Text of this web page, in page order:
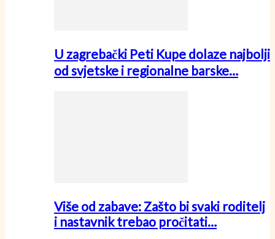
U zagrebački Peti Kupe dolaze najbolji
od svjetske i regionalne barske…
Više od zabave: Zašto bi svaki roditelj
i nastavnik trebao pročitati…